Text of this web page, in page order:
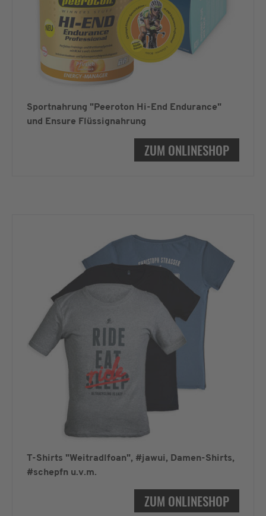
Sportnahrung "Peeroton Hi-End Endurance"
und Ensure Flüssignahrung
ZUM ONLINESHOP
T-Shirts "Weitradlfoan", #jawui, Damen-Shirts,
#schepfn u.v.m.
ZUM ONLINESHOP